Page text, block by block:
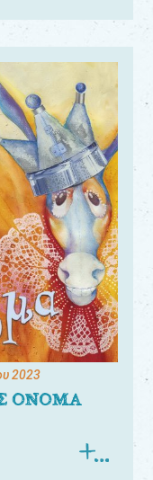
2023
ΟΝΟΜΑ